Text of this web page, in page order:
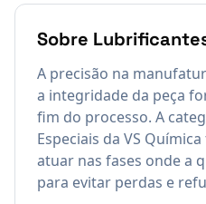
Sobre
A precisão na
a integridade da peça
fim do processo. A
Especiais da VS
atuar nas fases onde a
para evitar perdas e